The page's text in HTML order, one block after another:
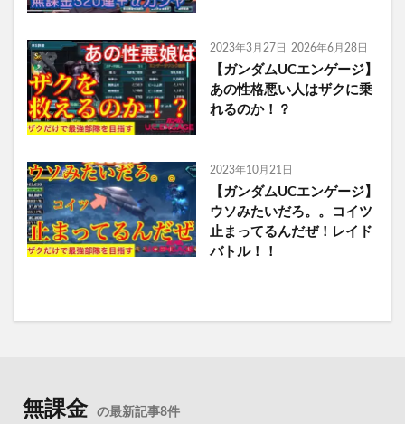
2023年3月27日 2026年6月28日
【ガンダムUCエンゲージ】
あの性格悪い人はザクに乗
れるのか！？
2023年10月21日
【ガンダムUCエンゲージ】
ウソみたいだろ。。コイツ
止まってるんだぜ！レイド
バトル！！
無課金 の最新記事8件